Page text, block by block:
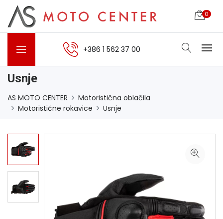
0
+386 1 562 37 00
Usnje
AS MOTO CENTER
Motoristična oblačila
Motoristične rokavice
Usnje